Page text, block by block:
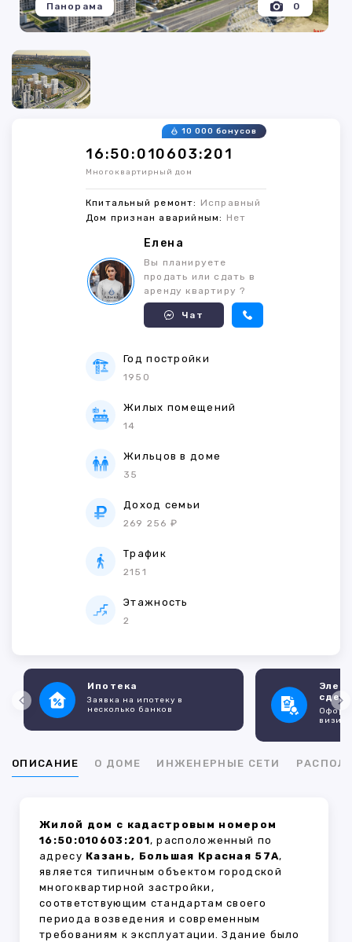
0
Панорама
16:50:010603:201
10 000 бонусов
Многоквартирный дом
Кпитальный ремонт: Исправный
Дом признан аварийным: Нет
Елена
Вы планируете
продать или сдать в
аренду квартиру ?
Чат
Год постройки
1950
Жилых помещений
14
Жильцов в доме
35
Доход семьи
269 256 ₽
Трафик
2151
Этажность
2
Ипотека
Заявка на ипотеку в
несколько банков
ОПИСАНИЕ О ДОМЕ ИНЖЕНЕРНЫЕ СЕТИ
Жилой дом с кадастровым номером
16:50:010603:201, расположенный по
адресу Казань, Большая Красная 57А,
является типичным объектом городской
многоквартирной застройки,
соответствующим стандартам своего
периода возведения и современным
требованиям к эксплуатации. Здание было